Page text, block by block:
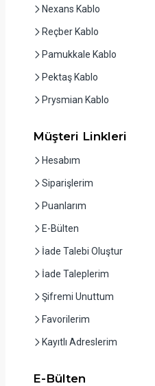
Nexans Kablo
Reçber Kablo
Pamukkale Kablo
Pektaş Kablo
Prysmian Kablo
Müşteri Linkleri
Hesabım
Siparişlerim
Puanlarım
E-Bülten
İade Talebi Oluştur
İade Taleplerim
Şifremi Unuttum
Favorilerim
Kayıtlı Adreslerim
E-Bülten